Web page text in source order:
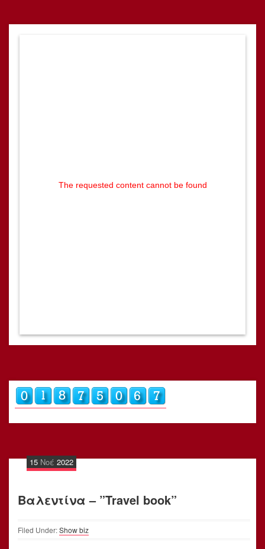
The requested content cannot be found
15 Νοέ 2022
Βαλεντίνα – ”Travel book”
Filed Under:Show biz